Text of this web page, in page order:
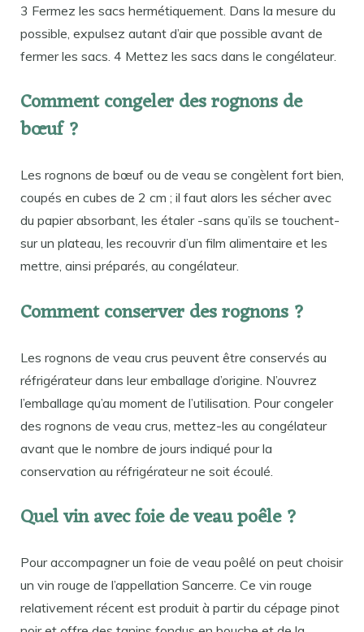
3 Fermez les sacs hermétiquement. Dans la mesure du
possible, expulsez autant d’air que possible avant de
fermer les sacs. 4 Mettez les sacs dans le congélateur.
Comment congeler des rognons de
bœuf ?
Les rognons de bœuf ou de veau se congèlent fort bien,
coupés en cubes de 2 cm ; il faut alors les sécher avec
du papier absorbant, les étaler -sans qu’ils se touchent-
sur un plateau, les recouvrir d’un film alimentaire et les
mettre, ainsi préparés, au congélateur.
Comment conserver des rognons ?
Les rognons de veau crus peuvent être conservés au
réfrigérateur dans leur emballage d’origine. N’ouvrez
l’emballage qu’au moment de l’utilisation. Pour congeler
des rognons de veau crus, mettez-les au congélateur
avant que le nombre de jours indiqué pour la
conservation au réfrigérateur ne soit écoulé.
Quel vin avec foie de veau poêle ?
Pour accompagner un foie de veau poêlé on peut choisir
un vin rouge de l’appellation Sancerre. Ce vin rouge
relativement récent est produit à partir du cépage pinot